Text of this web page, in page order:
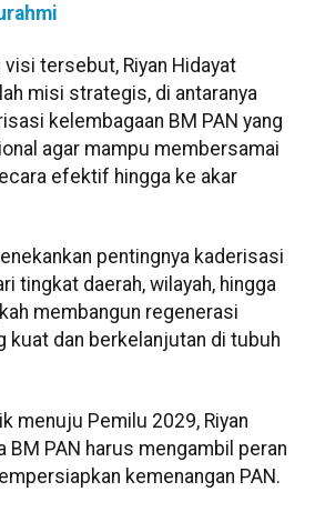
tersebut, Riyan Hidayat
misi strategis, di antaranya
kelembagaan BM PAN yang
agar mampu membersamai
efektif hingga ke akar
pentingnya kaderisasi
tingkat daerah, wilayah, hingga
membangun regenerasi
kuat dan berkelanjutan di tubuh
menuju Pemilu 2029, Riyan
BM PAN harus mengambil peran
kemenangan PAN.